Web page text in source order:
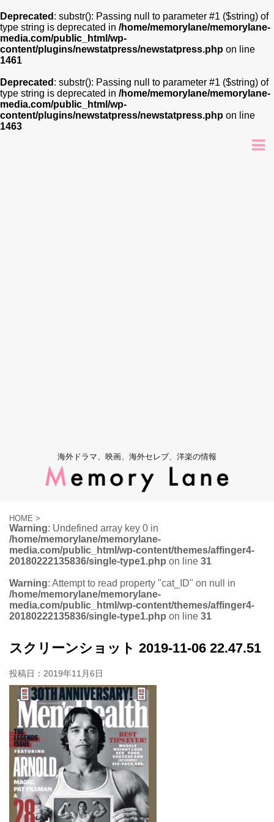
Deprecated : substr(): Passing null to parameter #1 ($string) of
type string is deprecated in /home/memorylane/memorylane-
media.com/public_html/wp-
content/plugins/newstatpress/newstatpress.php on line
1461
Deprecated : substr(): Passing null to parameter #1 ($string) of
type string is deprecated in /home/memorylane/memorylane-
media.com/public_html/wp-
content/plugins/newstatpress/newstatpress.php on line
1463
海外ドラマ、映画、海外セレブ、洋楽の情報
HOME >
Warning: Undefined array key 0 in
/home/memorylane/memorylane-
media.com/public_html/wp-content/themes/affinger4-
20180222135836/single-type1.php on line 31
Warning: Attempt to read property "cat_ID" on null in
/home/memorylane/memorylane-
media.com/public_html/wp-content/themes/affinger4-
20180222135836/single-type1.php on line 31
スクリーンショット 2019-11-06 22.47.51
投稿日： 2019年11月6日